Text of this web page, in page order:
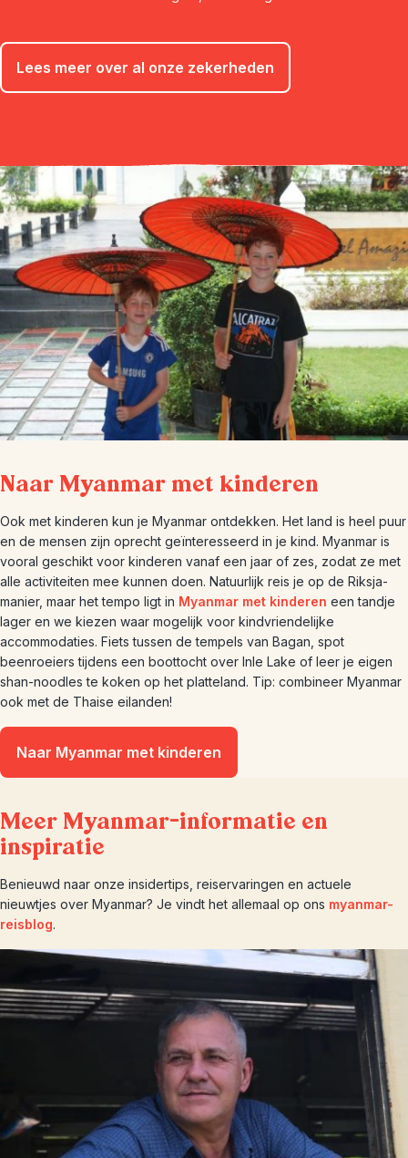
Lees meer over al onze zekerheden
Naar Myanmar met kinderen
Ook met kinderen kun je Myanmar ontdekken. Het land is heel puur
en de mensen zijn oprecht geïnteresseerd in je kind. Myanmar is
vooral geschikt voor kinderen vanaf een jaar of zes, zodat ze met
alle activiteiten mee kunnen doen. Natuurlijk reis je op de Riksja-
manier, maar het tempo ligt in Myanmar met kinderen een tandje
lager en we kiezen waar mogelijk voor kindvriendelijke
accommodaties. Fiets tussen de tempels van Bagan, spot
beenroeiers tijdens een boottocht over Inle Lake of leer je eigen
shan-noodles te koken op het platteland. Tip: combineer Myanmar
ook met de Thaise eilanden!
Naar Myanmar met kinderen
Meer Myanmar-informatie en
inspiratie
Benieuwd naar onze insidertips, reiservaringen en actuele
nieuwtjes over Myanmar? Je vindt het allemaal op ons myanmar-
reisblog.